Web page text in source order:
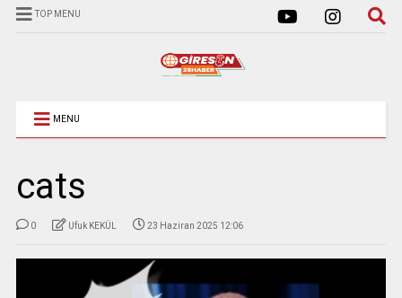
TOP MENU
MENU
cats
0 Ufuk KEKÜL 23 Haziran 2025 12:06